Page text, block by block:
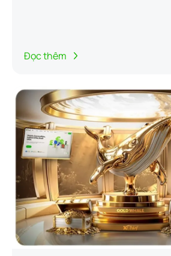
Đọc thêm